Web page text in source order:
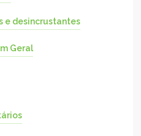
e desincrustantes
Geral